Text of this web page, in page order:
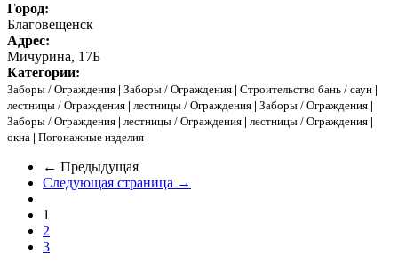
Город:
Благовещенск
Адрес:
Мичурина, 17Б
Категории:
Заборы / Ограждения | Заборы / Ограждения | Строительство бань / саун |
лестницы / Ограждения | лестницы / Ограждения | Заборы / Ограждения |
Заборы / Ограждения | лестницы / Ограждения | лестницы / Ограждения |
окна | Погонажные изделия
← Предыдущая
Следующая страница →
1
2
3